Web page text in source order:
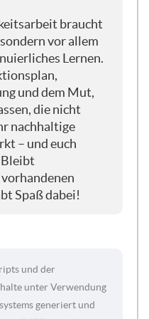
euch diese
vielleicht auch
auf ein
auch am
die gute
die waren in der
fruchtig, und
spannende
aber es wurden
Einblicke
braucht
vor allem
Lernen.
und dem Mut,
die nicht
nachhaltige
– und euch
Bleibt
Spaß dabei!
und der
unter Verwendung
generiert und